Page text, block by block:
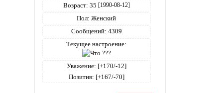
Возраст: 35 [1990-08-12]
Пол: Женский
Сообщений: 4309
Текущее настроение:
Уважение: [+170/-12]
Позитив: [+167/-70]